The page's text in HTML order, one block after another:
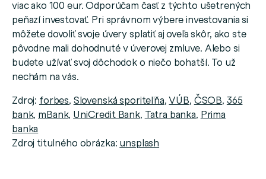
viac ako 100 eur. Odporúčam časť z týchto ušetrených
peňazí investovať. Pri správnom výbere investovania si
môžete dovoliť svoje úvery splatiť aj oveľa skôr, ako ste
pôvodne mali dohodnuté v úverovej zmluve. Alebo si
budete užívať svoj dôchodok o niečo bohatší. To už
nechám na vás.
Zdroj: forbes, Slovenská sporiteľňa,VÚB, ČSOB, 365
bank, mBank, UniCredit Bank, Tatra banka, Prima
banka
Zdroj titulného obrázka: unsplash